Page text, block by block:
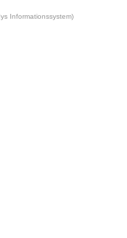
Informationssystem)